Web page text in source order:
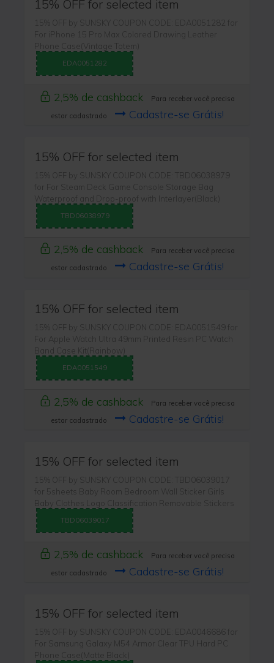
15% OFF for selected item
15% OFF by SUNSKY COUPON CODE: EDA0051282 for
For iPhone 15 Pro Max Colored Drawing Leather
Phone Case(Vintage Totem)
EDA0051282
2,5% de cashback
Para receber você precisa
estar cadastrado
Cadastre-se Grátis!
15% OFF for selected item
15% OFF by SUNSKY COUPON CODE: TBD06038979
for For Steam Deck Game Console Storage Bag
Waterproof and Drop-proof with Interlayer(Black)
TBD06038979
2,5% de cashback
Para receber você precisa
estar cadastrado
Cadastre-se Grátis!
15% OFF for selected item
15% OFF by SUNSKY COUPON CODE: EDA0051549 for
For Apple Watch Ultra 49mm Printed Resin PC Watch
Band Case Kit(Rainbow)
EDA0051549
2,5% de cashback
Para receber você precisa
estar cadastrado
Cadastre-se Grátis!
15% OFF for selected item
15% OFF by SUNSKY COUPON CODE: TBD06039017
for 5sheets Baby Room Bedroom Wall Sticker Girls
Baby Clothes Logo Classification Removable Stickers
TBD06039017
2,5% de cashback
Para receber você precisa
estar cadastrado
Cadastre-se Grátis!
15% OFF for selected item
15% OFF by SUNSKY COUPON CODE: EDA0046686 for
For Samsung Galaxy M54 Armor Clear TPU Hard PC
Phone Case(Matte Black)